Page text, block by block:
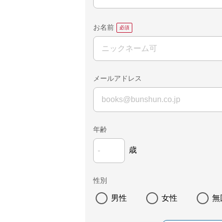
お名前
メールアドレス
年齢
歳
性別
男性 女性 無